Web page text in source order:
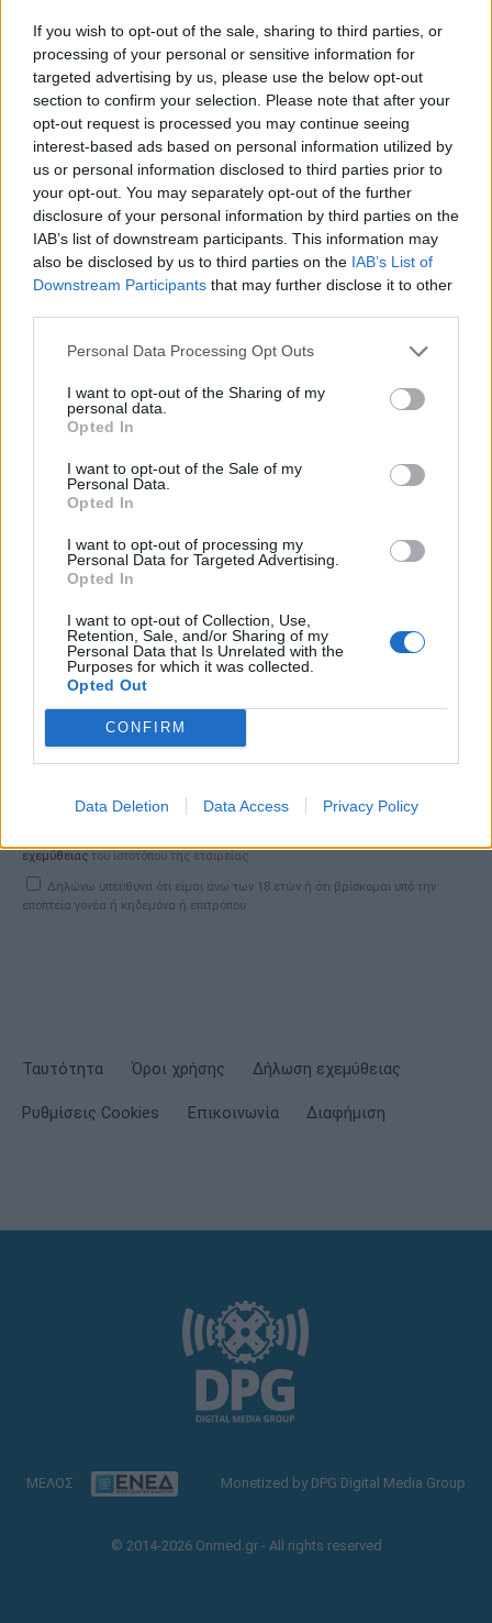
If you wish to opt-out of the sale, sharing to third parties, or
processing of your personal or sensitive information for
targeted advertising by us, please use the below opt-out
section to confirm your selection. Please note that after your
opt-out request is processed you may continue seeing
interest-based ads based on personal information utilized by
us or personal information disclosed to third parties prior to
your opt-out. You may separately opt-out of the further
disclosure of your personal information by third parties on the
IAB’s list of downstream participants. This information may
also be disclosed by us to third parties on the IAB’s List of
Downstream Participants that may further disclose it to other
Personal Data Processing Opt Outs
I want to opt-out of the Sharing of my
personal data.
Opted In
I want to opt-out of the Sale of my
Personal Data.
Opted In
I want to opt-out of processing my
Personal Data for Targeted Advertising.
Opted In
I want to opt-out of Collection, Use,
Retention, Sale, and/or Sharing of my
Personal Data that Is Unrelated with the
Purposes for which it was collected.
Opted Out
CONFIRM
Data Deletion Data Access Privacy Policy
Αυτές είναι οι αερόβιες ασκήσεις που
μπορεί να κάνει μία έγκυος στη
Είστε έγκυος τώρα το καλοκαίρι και θέλετε να
Εγγραφή στο Newsletter
Σημαντικά νέα για την υγεία στο mail σας καθημερινά
εχεμύθειας του ιστοτόπου της εταιρείας
Δηλώνω υπεύθυνα ότι είμαι άνω των 18 ετών ή ότι βρίσκομαι υπό την
εποπτεία γονέα ή κηδεμόνα ή επιτρόπου
Ταυτότητα Όροι χρήσης Δήλωση εχεμύθειας
Ρυθμίσεις Cookies Επικοινωνία Διαφήμιση
ΜΕΛΟΣ Monetized by DPG Digital Media Group
© 2014-2026 Onmed.gr - All rights reserved